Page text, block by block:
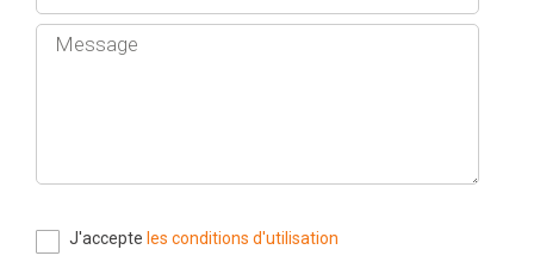
J'accepte les conditions d'utilisation